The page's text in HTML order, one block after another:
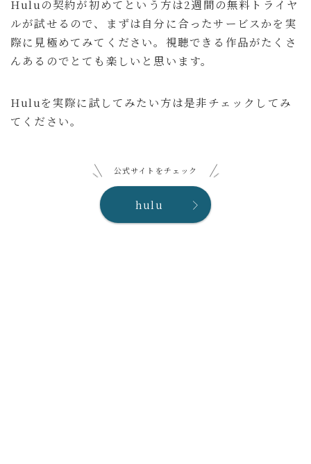
Huluの契約が初めてという方は2週間の無料トライヤ
ルが試せるので、まずは自分に合ったサービスかを実
際に見極めてみてください。視聴できる作品がたくさ
んあるのでとても楽しいと思います。
Huluを実際に試してみたい方は是非チェックしてみ
てください。
公式サイトをチェック
hulu